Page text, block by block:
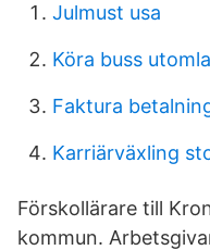
Julmust usa
Köra buss
Faktura
Karriärväxling
Förskollärare till
kommun.